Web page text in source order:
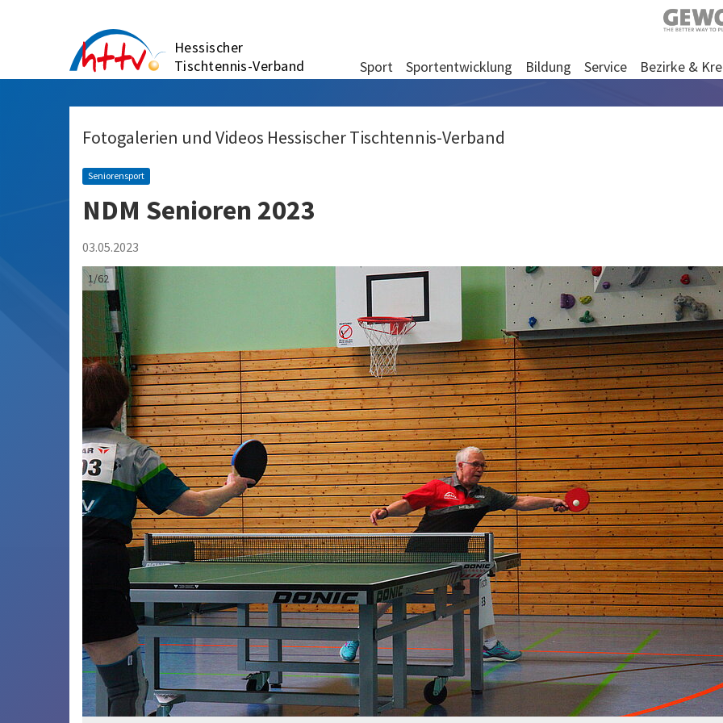
Hessischer
Tischtennis-Verband
Sport Sportentwicklung Bildung Service Bezirke &
Fotogalerien und Videos Hessischer Tischtennis-Verband
Seniorensport
NDM Senioren 2023
03.05.2023
1/62